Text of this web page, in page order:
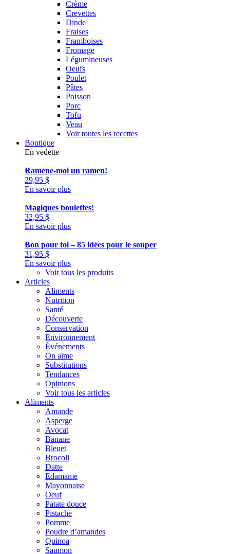
Crème
Crevettes
Dinde
Fraises
Framboises
Fromage
Légumineuses
Oeufs
Poulet
Pâtes
Poisson
Porc
Tofu
Veau
Voir toutes les recettes
Boutique
En vedette
Ramène-moi un ramen!
29,95 $
En savoir plus
Magiques boulettes!
32,95 $
En savoir plus
Bon pour toi – 85 idées pour le souper
31,95 $
En savoir plus
Voir tous les produits
Articles
Aliments
Nutrition
Santé
Découverte
Conservation
Environnement
Événements
On aime
Substitutions
Tendances
Opinions
Voir tous les articles
Aliments
Amande
Asperge
Avocat
Banane
Bleuet
Brocoli
Datte
Edamame
Mayonnaise
Oeuf
Patate douce
Pistache
Pomme
Poudre d’amandes
Quinoa
Saumon